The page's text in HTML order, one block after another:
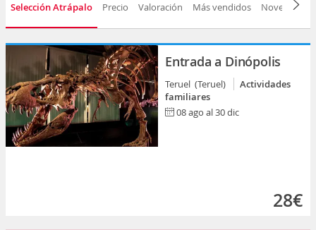
Selección Atrápalo Precio Valoración Más vendidos Novedad
Entrada a Dinópolis
Teruel (Teruel)
Actividades
familiares
08 ago al 30 dic
28€